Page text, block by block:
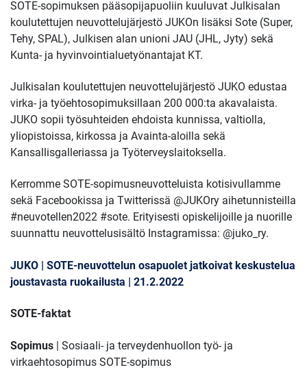
SOTE-sopimuksen pääsopijapuoliin kuuluvat Julkisalan
koulutettujen neuvottelujärjestö JUKOn lisäksi Sote (Super,
Tehy, SPAL), Julkisen alan unioni JAU (JHL, Jyty) sekä
Kunta- ja hyvinvointialuetyönantajat KT.
Julkisalan koulutettujen neuvottelujärjestö JUKO edustaa
virka- ja työehtosopimuksillaan 200 000:ta akavalaista.
JUKO sopii työsuhteiden ehdoista kunnissa, valtiolla,
yliopistoissa, kirkossa ja Avainta-aloilla sekä
Kansallisgalleriassa ja Työterveyslaitoksella.
Kerromme SOTE-sopimusneuvotteluista kotisivullamme
sekä Facebookissa ja Twitterissä @JUKOry aihetunnisteilla
#neuvotellen2022 #sote. Erityisesti opiskelijoille ja nuorille
suunnattu neuvottelusisältö Instagramissa: @juko_ry.
JUKO | SOTE-neuvottelun osapuolet jatkoivat keskustelua
joustavasta ruokailusta | 21.2.2022
SOTE-faktat
Sopimus | Sosiaali- ja terveydenhuollon työ- ja
virkaehtosopimus SOTE-sopimus